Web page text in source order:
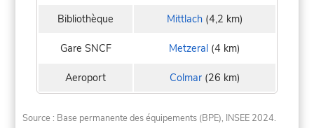
Bibliothèque Mittlach(4,2 km)
Gare SNCF Metzeral (4 km)
Aeroport Colmar(26 km)
Source : Base permanente des équipements (BPE), INSEE 2024.